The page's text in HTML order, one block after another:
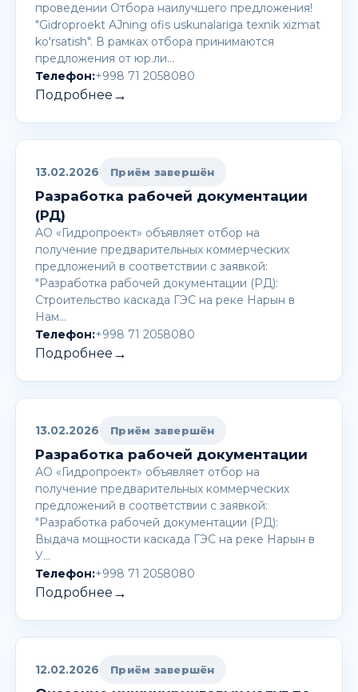
проведении Отбора наилучшего предложения!
"Gidroproekt AJning ofis uskunalariga texnik xizmat
ko'rsatish". В рамках отбора принимаются
предложения от юр.ли…
Телефон:+998 71 2058080
Подробнее →
13.02.2026 Приём завершён
Разработка рабочей документации
(РД)
АО «Гидропроект» объявляет отбор на
получение предварительных коммерческих
предложений в соответствии с заявкой:
"Разработка рабочей документации (РД):
Строительство каскада ГЭС на реке Нарын в
Нам…
Телефон:+998 71 2058080
Подробнее →
13.02.2026 Приём завершён
Разработка рабочей документации
АО «Гидропроект» объявляет отбор на
получение предварительных коммерческих
предложений в соответствии с заявкой:
"Разработка рабочей документации (РД):
Выдача мощности каскада ГЭС на реке Нарын в
У…
Телефон:+998 71 2058080
Подробнее →
12.02.2026 Приём завершён